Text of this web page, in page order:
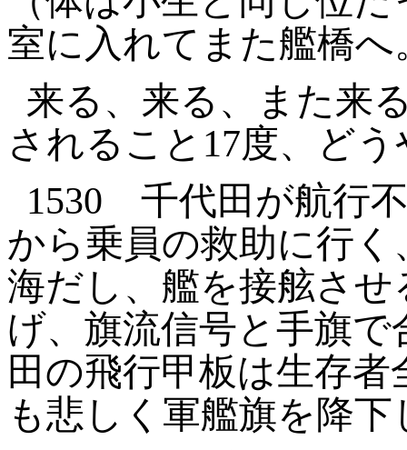
室に入れてまた艦橋へ
来る、来る、また来
されること 17度、ど
1530
千代田が航行
から乗員の救助に行
海だし、艦を接舷さ
げ、旗流信号と手旗
田の飛行甲板は生存
も悲しく軍艦旗を降